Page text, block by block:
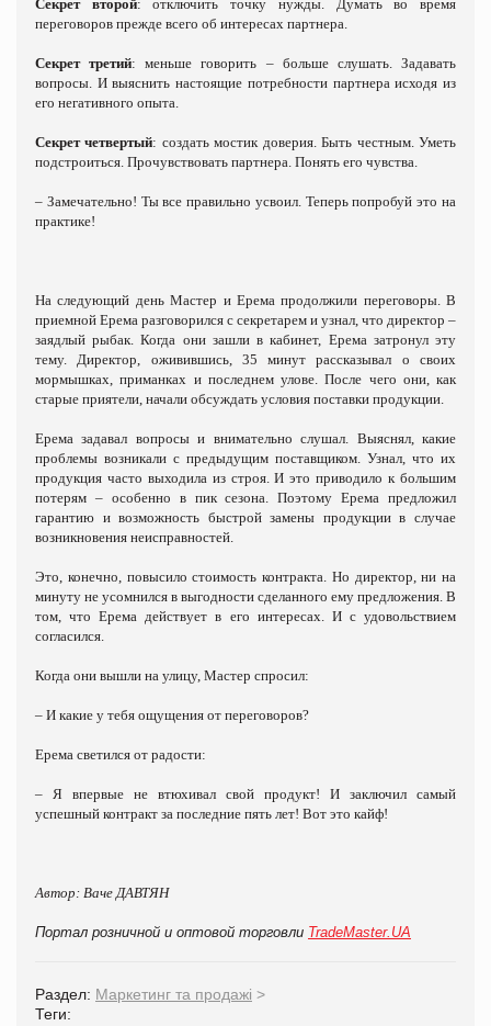
Секрет второй: отключить точку нужды. Думать во время
переговоров прежде всего об интересах партнера.
Секрет третий: меньше говорить – больше слушать. Задавать
вопросы. И выяснить настоящие потребности партнера исходя из
его негативного опыта.
Секрет четвертый: создать мостик доверия. Быть честным. Уметь
подстроиться. Прочувствовать партнера. Понять его чувства.
– Замечательно! Ты все правильно усвоил. Теперь попробуй это на
практике!
На следующий день Мастер и Ерема продолжили переговоры. В
приемной Ерема разговорился с секретарем и узнал, что директор –
заядлый рыбак. Когда они зашли в кабинет, Ерема затронул эту
тему. Директор, оживившись, 35 минут рассказывал о своих
мормышках, приманках и последнем улове. После чего они, как
старые приятели, начали обсуждать условия поставки продукции.
Ерема задавал вопросы и внимательно слушал. Выяснял, какие
проблемы возникали с предыдущим поставщиком. Узнал, что их
продукция часто выходила из строя. И это приводило к большим
потерям – особенно в пик сезона. Поэтому Ерема предложил
гарантию и возможность быстрой замены продукции в случае
возникновения неисправностей.
Это, конечно, повысило стоимость контракта. Но директор, ни на
минуту не усомнился в выгодности сделанного ему предложения. В
том, что Ерема действует в его интересах. И с удовольствием
согласился.
Когда они вышли на улицу, Мастер спросил:
– И какие у тебя ощущения от переговоров?
Ерема светился от радости:
– Я впервые не втюхивал свой продукт! И заключил самый
успешный контракт за последние пять лет! Вот это кайф!
Автор: Ваче ДАВТЯН
Портал розничной и оптовой торговли TradeMaster.UA
Раздел: Маркетинг та продажі >
Теги: